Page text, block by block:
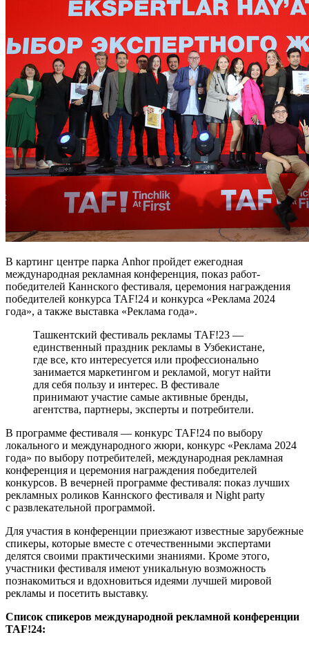
В картинг центре парка Anhor пройдет ежегодная
международная рекламная конференция, показ работ-
победителей Каннского фестиваля, церемония награждения
победителей конкурса TAF!24 и конкурса «Реклама 2024
года», а также выставка «Реклама года».
Ташкентский фестиваль рекламы TAF!23 —
единственный праздник рекламы в Узбекистане,
где все, кто интересуется или профессионально
занимается маркетингом и рекламой, могут найти
для себя пользу и интерес. В фестивале
принимают участие самые активные бренды,
агентства, партнеры, эксперты и потребители.
В программе фестиваля — конкурс TAF!24 по выбору
локального и международного жюри, конкурс «Реклама 2024
года» по выбору потребителей, международная рекламная
конференция и церемония награждения победителей
конкурсов. В вечерней программе фестиваля: показ лучших
рекламных роликов Каннского фестиваля и Night party
с развлекательной программой.
Для участия в конференции приезжают известные зарубежные
спикеры, которые вместе с отечественными экспертами
делятся своими практическими знаниями. Кроме этого,
участники фестиваля имеют уникальную возможность
познакомиться и вдохновиться идеями лучшей мировой
рекламы и посетить выставку.
Список спикеров международной рекламной конференции
TAF!24: